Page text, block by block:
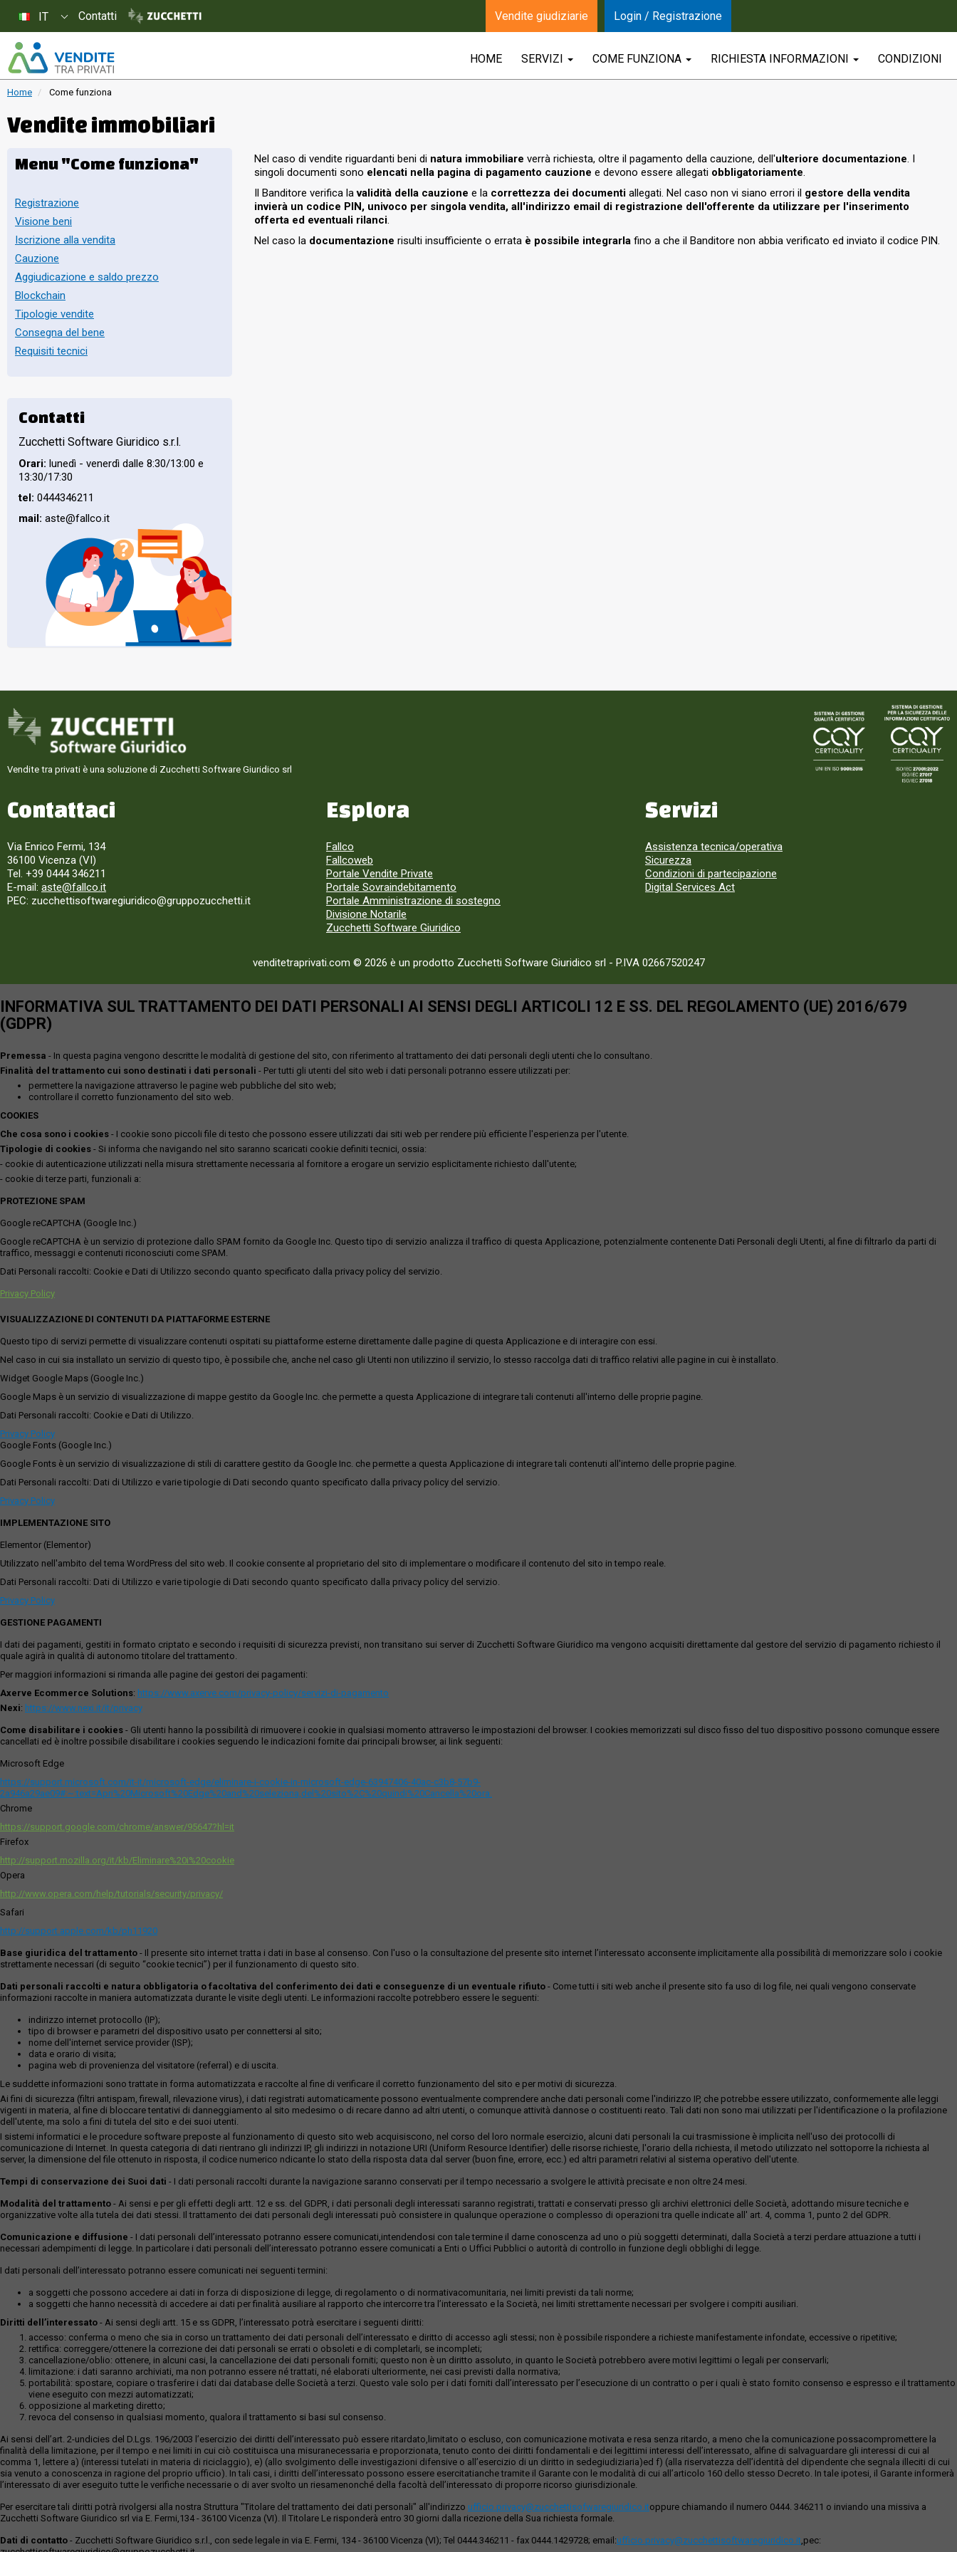
HOME SERVIZI COME FUNZIONA RICHIESTA INFORMAZIONI CONDIZIONI
Home Come funziona
Vendite immobiliari
Menu "Come funziona"
Registrazione
Visione beni
Iscrizione alla vendita
Cauzione
Aggiudicazione e saldo prezzo
Blockchain
Tipologie vendite
Consegna del bene
Requisiti tecnici
Contatti
Zucchetti Software Giuridico s.r.l.
Orari: lunedì - venerdì dalle 8:30/13:00 e
13:30/17:30
tel: 0444346211
mail: aste@fallco.it
Nel caso di vendite riguardanti beni di natura immobiliare verrà richiesta, oltre il pagamento della cauzione, dell'ulteriore documentazione. I
singoli documenti sono elencati nella pagina di pagamento cauzione e devono essere allegati obbligatoriamente.
Il Banditore verifica lavalidità della cauzione e la correttezza dei documenti allegati. Nel caso non vi siano errori il gestore della vendita
invierà un codice PIN, univoco per singola vendita, all'indirizzo email di registrazione dell'offerente da utilizzare per l'inserimento
offerta ed eventuali rilanci.
Nel caso la documentazione risulti insufficiente o errata è possibile integrarla fino a che il Banditore non abbia verificato ed inviato il codice PIN.
Vendite tra privati è una soluzione di Zucchetti Software Giuridico srl
Contattaci
Via Enrico Fermi, 134
36100 Vicenza (VI)
Tel. +39 0444 346211
E-mail: aste@fallco.it
PEC: zucchettisoftwaregiuridico@gruppozucchetti.it
Esplora
Fallco
Fallcoweb
Portale Vendite Private
Portale Sovraindebitamento
Portale Amministrazione di sostegno
Divisione Notarile
Zucchetti Software Giuridico
Servizi
Assistenza tecnica/operativa
Sicurezza
Condizioni di partecipazione
Digital Services Act
venditetraprivati.com © 2026 è un prodotto Zucchetti Software Giuridico srl - P.IVA 02667520247
IT Contatti Vendite giudiziarie Login / Registrazione
INFORMATIVA SUL TRATTAMENTO DEI DATI PERSONALI AI SENSI DEGLI ARTICOLI 12 E SS. DEL REGOLAMENTO (UE) 2016/679
(GDPR)
Premessa - In questa pagina vengono descritte le modalità di gestione del sito, con riferimento al trattamento dei dati personali degli utenti che lo consultano.
Finalità del trattamento cui sono destinati i dati personali - Per tutti gli utenti del sito web i dati personali potranno essere utilizzati per:
permettere la navigazione attraverso le pagine web pubbliche del sito web;
controllare il corretto funzionamento del sito web.
COOKIES
Che cosa sono i cookies - I cookie sono piccoli file di testo che possono essere utilizzati dai siti web per rendere più efficiente l'esperienza per l'utente.
Tipologie di cookies - Si informa che navigando nel sito saranno scaricati cookie definiti tecnici, ossia:
- cookie di autenticazione utilizzati nella misura strettamente necessaria al fornitore a erogare un servizio esplicitamente richiesto dall'utente;
- cookie di terze parti, funzionali a:
PROTEZIONE SPAM
Google reCAPTCHA (Google Inc.)
Google reCAPTCHA è un servizio di protezione dallo SPAM fornito da Google Inc. Questo tipo di servizio analizza il traffico di questa Applicazione, potenzialmente contenente Dati Personali degli Utenti, al fine di filtrarlo da parti di
traffico, messaggi e contenuti riconosciuti come SPAM.
Dati Personali raccolti: Cookie e Dati di Utilizzo secondo quanto specificato dalla privacy policy del servizio.
Privacy Policy
VISUALIZZAZIONE DI CONTENUTI DA PIATTAFORME ESTERNE
Questo tipo di servizi permette di visualizzare contenuti ospitati su piattaforme esterne direttamente dalle pagine di questa Applicazione e di interagire con essi.
Nel caso in cui sia installato un servizio di questo tipo, è possibile che, anche nel caso gli Utenti non utilizzino il servizio, lo stesso raccolga dati di traffico relativi alle pagine in cui è installato.
Widget Google Maps (Google Inc.)
Google Maps è un servizio di visualizzazione di mappe gestito da Google Inc. che permette a questa Applicazione di integrare tali contenuti all'interno delle proprie pagine.
Dati Personali raccolti: Cookie e Dati di Utilizzo.
Privacy Policy
Google Fonts (Google Inc.)
Google Fonts è un servizio di visualizzazione di stili di carattere gestito da Google Inc. che permette a questa Applicazione di integrare tali contenuti all'interno delle proprie pagine.
Dati Personali raccolti: Dati di Utilizzo e varie tipologie di Dati secondo quanto specificato dalla privacy policy del servizio.
Privacy Policy
IMPLEMENTAZIONE SITO
Elementor (Elementor)
Utilizzato nell'ambito del tema WordPress del sito web. Il cookie consente al proprietario del sito di implementare o modificare il contenuto del sito in tempo reale.
Dati Personali raccolti: Dati di Utilizzo e varie tipologie di Dati secondo quanto specificato dalla privacy policy del servizio.
Privacy Policy
GESTIONE PAGAMENTI
I dati dei pagamenti, gestiti in formato criptato e secondo i requisiti di sicurezza previsti, non transitano sui server di Zucchetti Software Giuridico ma vengono acquisiti direttamente dal gestore del servizio di pagamento richiesto il
quale agirà in qualità di autonomo titolare del trattamento.
Per maggiori informazioni si rimanda alle pagine dei gestori dei pagamenti:
Axerve Ecommerce Solutions: https://www.axerve.com/privacy-policy/servizi-di-pagamento
Nexi: https://www.nexi.it/it/privacy
Come disabilitare i cookies - Gli utenti hanno la possibilità di rimuovere i cookie in qualsiasi momento attraverso le impostazioni del browser. I cookies memorizzati sul disco fisso del tuo dispositivo possono comunque essere
cancellati ed è inoltre possibile disabilitare i cookies seguendo le indicazioni fornite dai principali browser, ai link seguenti:
Microsoft Edge
https://support.microsoft.com/it-it/microsoft-edge/eliminare-i-cookie-in-microsoft-edge-63947406-40ac-c3b8-57b9-
2a946a29ae09#:~:text=Apri%20Microsoft%20Edge%20and%20seleziona,del%20sito%2C%20quindi%20Cancella%20ora.
Chrome
https://support.google.com/chrome/answer/95647?hl=it
Firefox
http://support.mozilla.org/it/kb/Eliminare%20i%20cookie
Opera
http://www.opera.com/help/tutorials/security/privacy/
Safari
http://support.apple.com/kb/ph11920
Base giuridica del trattamento - Il presente sito internet tratta i dati in base al consenso. Con l'uso o la consultazione del presente sito internet l’interessato acconsente implicitamente alla possibilità di memorizzare solo i cookie
strettamente necessari (di seguito “cookie tecnici”) per il funzionamento di questo sito.
Dati personali raccolti e natura obbligatoria o facoltativa del conferimento dei dati e conseguenze di un eventuale rifiuto - Come tutti i siti web anche il presente sito fa uso di log file, nei quali vengono conservate
informazioni raccolte in maniera automatizzata durante le visite degli utenti. Le informazioni raccolte potrebbero essere le seguenti:
indirizzo internet protocollo (IP);
tipo di browser e parametri del dispositivo usato per connettersi al sito;
nome dell'internet service provider (ISP);
data e orario di visita;
pagina web di provenienza del visitatore (referral) e di uscita.
Le suddette informazioni sono trattate in forma automatizzata e raccolte al fine di verificare il corretto funzionamento del sito e per motivi di sicurezza.
Ai fini di sicurezza (filtri antispam, firewall, rilevazione virus), i dati registrati automaticamente possono eventualmente comprendere anche dati personali come l'indirizzo IP, che potrebbe essere utilizzato, conformemente alle leggi
vigenti in materia, al fine di bloccare tentativi di danneggiamento al sito medesimo o di recare danno ad altri utenti, o comunque attività dannose o costituenti reato. Tali dati non sono mai utilizzati per l'identificazione o la profilazione
dell'utente, ma solo a fini di tutela del sito e dei suoi utenti.
I sistemi informatici e le procedure software preposte al funzionamento di questo sito web acquisiscono, nel corso del loro normale esercizio, alcuni dati personali la cui trasmissione è implicita nell'uso dei protocolli di
comunicazione di Internet. In questa categoria di dati rientrano gli indirizzi IP, gli indirizzi in notazione URI (Uniform Resource Identifier) delle risorse richieste, l'orario della richiesta, il metodo utilizzato nel sottoporre la richiesta al
server, la dimensione del file ottenuto in risposta, il codice numerico ndicante lo stato della risposta data dal server (buon fine, errore, ecc.) ed altri parametri relativi al sistema operativo dell'utente.
Tempi di conservazione dei Suoi dati - I dati personali raccolti durante la navigazione saranno conservati per il tempo necessario a svolgere le attività precisate e non oltre 24 mesi.
Modalità del trattamento - Ai sensi e per gli effetti degli artt. 12 e ss. del GDPR, i dati personali degli interessati saranno registrati, trattati e conservati presso gli archivi elettronici delle Società, adottando misure tecniche e
organizzative volte alla tutela dei dati stessi. Il trattamento dei dati personali degli interessati può consistere in qualunque operazione o complesso di operazioni tra quelle indicate all' art. 4, comma 1, punto 2 del GDPR.
Comunicazione e diffusione - I dati personali dell’interessato potranno essere comunicati,intendendosi con tale termine il darne conoscenza ad uno o più soggetti determinati, dalla Società a terzi perdare attuazione a tutti i
necessari adempimenti di legge. In particolare i dati personali dell’interessato potranno essere comunicati a Enti o Uffici Pubblici o autorità di controllo in funzione degli obblighi di legge.
I dati personali dell’interessato potranno essere comunicati nei seguenti termini:
a soggetti che possono accedere ai dati in forza di disposizione di legge, di regolamento o di normativacomunitaria, nei limiti previsti da tali norme;
a soggetti che hanno necessità di accedere ai dati per finalità ausiliare al rapporto che intercorre tra l’interessato e la Società, nei limiti strettamente necessari per svolgere i compiti ausiliari.
Diritti dell’interessato - Ai sensi degli artt. 15 e ss GDPR, l’interessato potrà esercitare i seguenti diritti:
accesso: conferma o meno che sia in corso un trattamento dei dati personali dell’interessato e diritto di accesso agli stessi; non è possibile rispondere a richieste manifestamente infondate, eccessive o ripetitive;
rettifica: correggere/ottenere la correzione dei dati personali se errati o obsoleti e di completarli, se incompleti;
cancellazione/oblio: ottenere, in alcuni casi, la cancellazione dei dati personali forniti; questo non è un diritto assoluto, in quanto le Società potrebbero avere motivi legittimi o legali per conservarli;
limitazione: i dati saranno archiviati, ma non potranno essere né trattati, né elaborati ulteriormente, nei casi previsti dalla normativa;
portabilità: spostare, copiare o trasferire i dati dai database delle Società a terzi. Questo vale solo per i dati forniti dall’interessato per l’esecuzione di un contratto o per i quali è stato fornito consenso e espresso e il trattamento
viene eseguito con mezzi automatizzati;
opposizione al marketing diretto;
revoca del consenso in qualsiasi momento, qualora il trattamento si basi sul consenso.
Ai sensi dell’art. 2-undicies del D.Lgs. 196/2003 l’esercizio dei diritti dell’interessato può essere ritardato,limitato o escluso, con comunicazione motivata e resa senza ritardo, a meno che la comunicazione possacompromettere la
finalità della limitazione, per il tempo e nei limiti in cui ciò costituisca una misuranecessaria e proporzionata, tenuto conto dei diritti fondamentali e dei legittimi interessi dell’interessato, alfine di salvaguardare gli interessi di cui al
comma 1, lettere a) (interessi tutelati in materia di riciclaggio), e) (allo svolgimento delle investigazioni difensive o all’esercizio di un diritto in sedegiudiziaria)ed f) (alla riservatezza dell’identità del dipendente che segnala illeciti di cui
sia venuto a conoscenza in ragione del proprio ufficio). In tali casi, i diritti dell’interessato possono essere esercitatianche tramite il Garante con le modalità di cui all’articolo 160 dello stesso Decreto. In tale ipotesi, il Garante informerà
l’interessato di aver eseguito tutte le verifiche necessarie o di aver svolto un riesamenonché della facoltà dell’interessato di proporre ricorso giurisdizionale.
Per esercitare tali diritti potrà rivolgersi alla nostra Struttura "Titolare del trattamento dei dati personali" all'indirizzo ufficio.privacy@zucchettisofwaregiuridico.itoppure chiamando il numero 0444. 346211 o inviando una missiva a
Zucchetti Software Giuridico srl via E. Fermi,134 - 36100 Vicenza (VI). Il Titolare Le risponderà entro 30 giorni dalla ricezione della Sua richiesta formale.
Dati di contatto - Zucchetti Software Giuridico s.r.l., con sede legale in via E. Fermi, 134 - 36100 Vicenza (VI); Tel 0444.346211 - fax 0444.1429728; email:ufficio.privacy@zucchettisoftwaregiuridico.it,pec: